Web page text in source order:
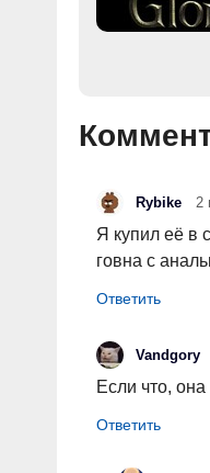
Rybike 2
Я купил её в
говна с
Vandgory
Если что,